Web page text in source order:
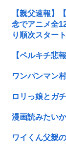
【親父速報】
念でアニメ全
り順次スタート
【ペルキチ悲
ワンパンマン
ロリっ娘とガ
漫画読みたい
ワイくん父親